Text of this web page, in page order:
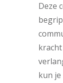
Deze
kun